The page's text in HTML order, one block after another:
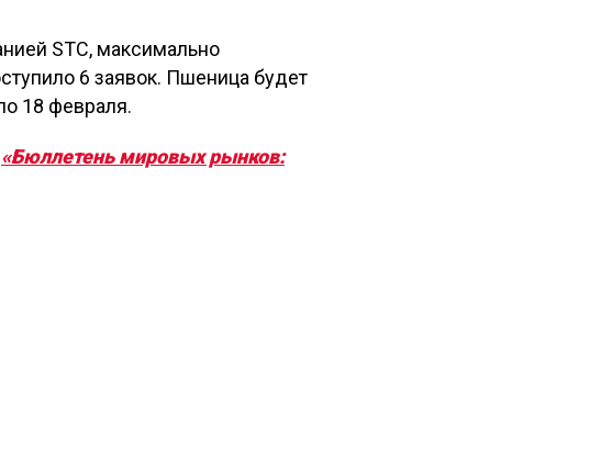
STC, максимально
6 заявок. Пшеница будет
18 февраля.
«Бюллетень мировых рынков: